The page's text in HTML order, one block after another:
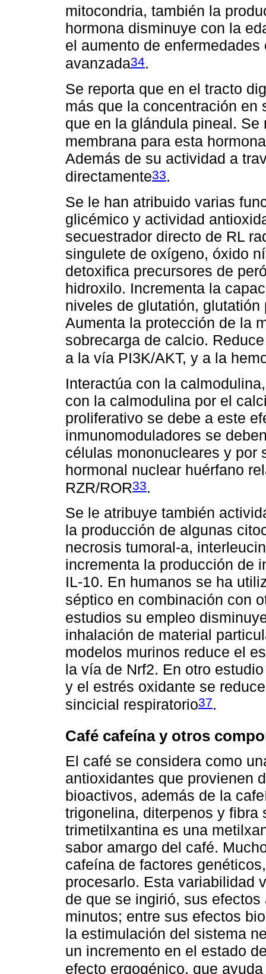
mitocondria, también la
hormona disminuye con la
el aumento de
avanzada34.
Se reporta que en el tracto
más que la concentración en
que en la glándula pineal.
membrana para esta
Además de su actividad a
directamente33.
Se le han atribuido varias
glicémico y actividad
secuestrador directo de RL
singulete de oxígeno, óxido
detoxifica precursores de
hidroxilo. Incrementa la
niveles de glutatión,
Aumenta la protección de la
sobrecarga de calcio.
a la vía PI3K/AKT, y a la
Interactúa con la
con la calmodulina por el
proliferativo se debe a este
inmunomoduladores se
células mononucleares y por
hormonal nuclear huérfano
RZR/ROR33.
Se le atribuye también
la producción de algunas
necrosis tumoral-a,
incrementa la producción de
IL-10. En humanos se ha
séptico en combinación con
estudios su empleo
inhalación de material
modelos murinos reduce el
la vía de Nrf2. En otro
y el estrés oxidante se
sincicial respiratorio37.
Café cafeína y otros
El café se considera como
antioxidantes que provienen
bioactivos, además de la
trigonelina, diterpenos y fibra
trimetilxantina es una
sabor amargo del café.
cafeína de factores
procesarlo. Esta variabilidad
de que se ingirió, sus
minutos; entre sus efectos
la estimulación del sistema
un incremento en el estado
efecto ergogénico, que